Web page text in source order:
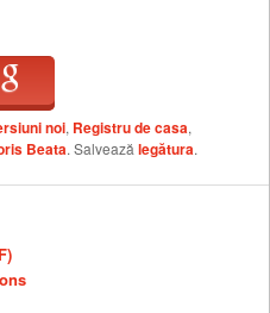
noi, Registru de casa,
Beata. Salvează legătura.